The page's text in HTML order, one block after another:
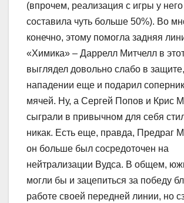
(впрочем, реализация с игры у
составила чуть больше 50%). Во
конечно, этому помогла задняя
«Химика» – Даррелл Митчелл в
выглядел довольно слабо в
нападении еще и подарил
мячей. Ну, а Сергей Попов и Крис
сыграли в привычном для себя
никак. Есть еще, правда, Предраг
он больше был сосредоточен на
нейтрализации Вудса. В общем,
могли бы и зацепиться за победу
работе своей передней линии, но